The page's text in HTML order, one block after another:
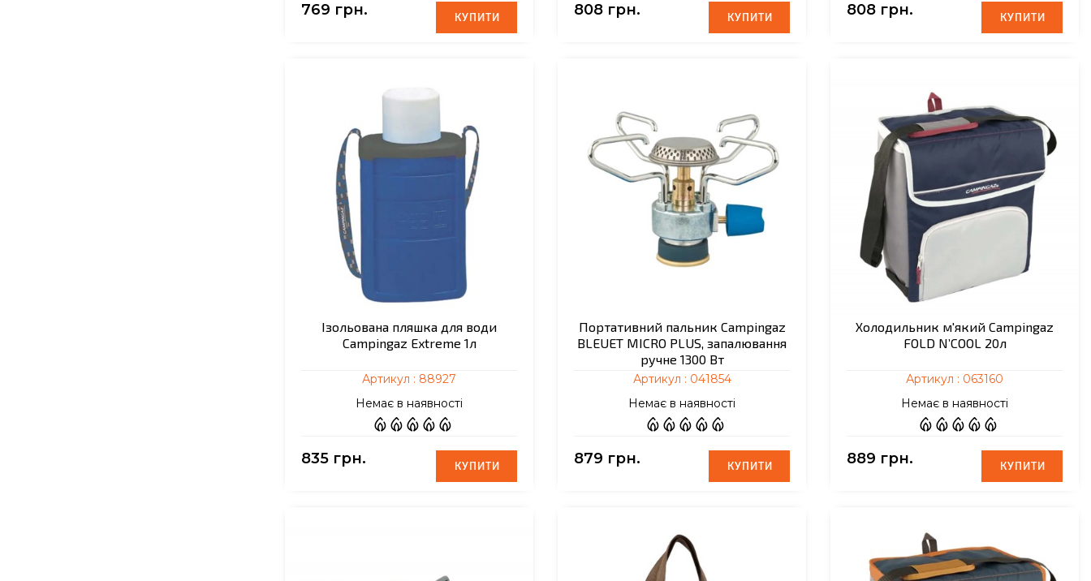
769 грн. КУПИТИ
КУПИТИ 808 грн. КУПИТИ
КУПИТИ 808 грн. КУПИТИ
КУПИТИ
Ізольована пляшка для води
Campingaz Extreme 1л
Артикул : 88927
Немає в наявності
835 грн. КУПИТИ
КУПИТИ
Портативний пальник Campingaz
BLEUET MICRO PLUS, запалювання
ручне 1300 Вт
Артикул : 041854
Немає в наявності
879 грн. КУПИТИ
КУПИТИ
Холодильник м'який Campingaz
FOLD N’COOL 20л
Артикул : 063160
Немає в наявності
889 грн. КУПИТИ
КУПИТИ